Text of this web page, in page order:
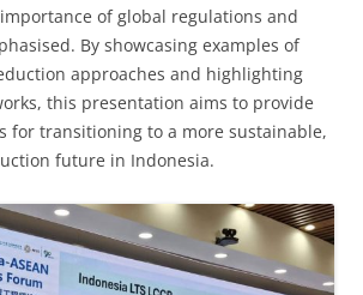
of global regulations and
By showcasing examples of
approaches and highlighting
this presentation aims to provide
for transitioning to a more sustainable,
future in Indonesia.